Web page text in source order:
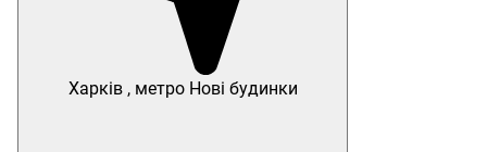
Харків , метро Нові будинки